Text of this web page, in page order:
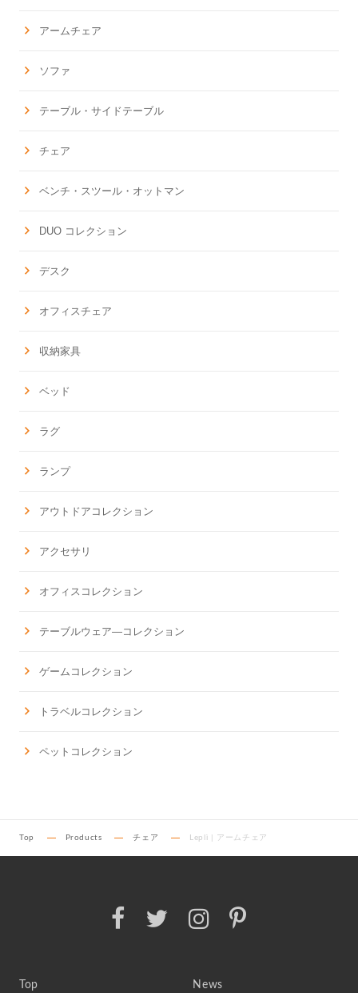
アームチェア
ソファ
テーブル・サイドテーブル
チェア
ベンチ・スツール・オットマン
DUO コレクション
デスク
オフィスチェア
収納家具
ベッド
ラグ
ランプ
アウトドアコレクション
アクセサリ
オフィスコレクション
テーブルウェア―コレクション
ゲームコレクション
トラベルコレクション
ペットコレクション
Top Products チェア Leplì | アームチェア
Top News